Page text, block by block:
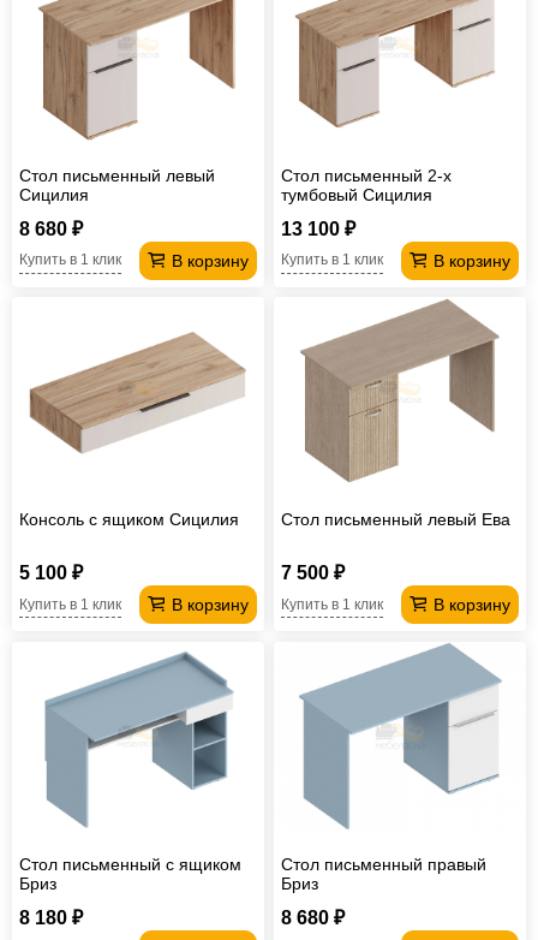
Стол письменный левый
Сицилия
8 680 ₽
В корзину
Купить в 1 клик
Стол письменный 2-х
тумбовый Сицилия
13 100 ₽
В корзину
Купить в 1 клик
Консоль с ящиком Сицилия
5 100 ₽
В корзину
Купить в 1 клик
Стол письменный левый Ева
7 500 ₽
В корзину
Купить в 1 клик
Стол письменный с ящиком
Бриз
8 180 ₽
Стол письменный правый
Бриз
8 680 ₽